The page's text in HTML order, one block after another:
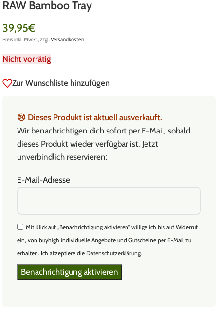
RAW Bamboo Tray
39,95€
Preis inkl. MwSt., zzgl. Versandkosten
Nicht vorrätig
Zur Wunschliste hinzufügen
😢 Dieses Produkt ist aktuell ausverkauft.
Wir benachrichtigen dich sofort per E-Mail, sobald
dieses Produkt wieder verfügbar ist. Jetzt
unverbindlich reservieren:
E-Mail-Adresse
Mit Klick auf „Benachrichtigung aktivieren“ willige ich bis auf Widerruf
ein, von buyhigh individuelle Angebote und Gutscheine per E-Mail zu
erhalten. Ich akzeptiere die Datenschutzerklärung.